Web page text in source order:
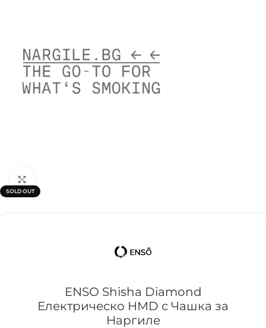
SOLD OUT
ENSO Shisha Diamond
Електрическо HMD с Чашка за
Наргиле